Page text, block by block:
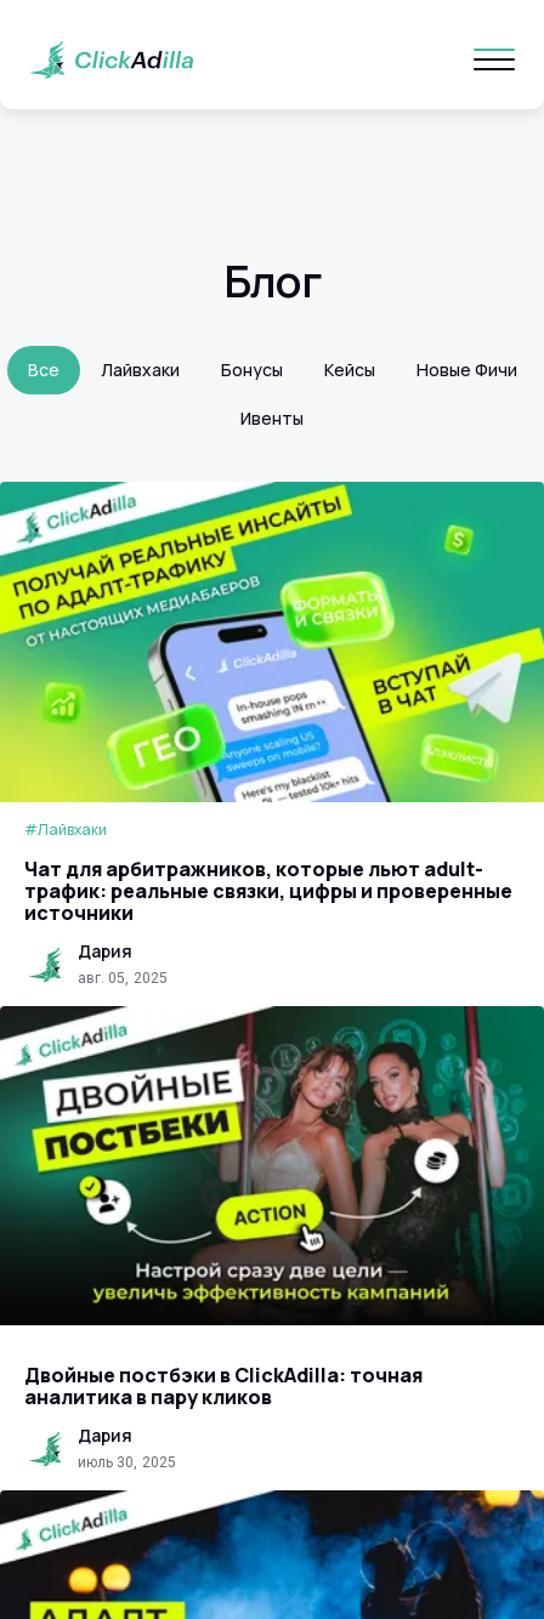
Блог
Все Лайвхаки Бонусы Кейсы Новые Фичи
Ивенты
#Лайвхаки
Чат для арбитражников, которые льют adult-
трафик: реальные связки, цифры и проверенные
источники
Дария
авг. 05, 2025
Двойные постбэки в ClickAdilla: точная
аналитика в пару кликов
Дария
июль 30, 2025